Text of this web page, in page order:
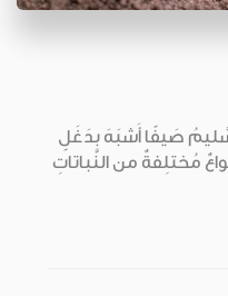
صَيفًا أَشبَهَ بدَغَلٍ
مُختلِفةٌ من النَّباتاتِ